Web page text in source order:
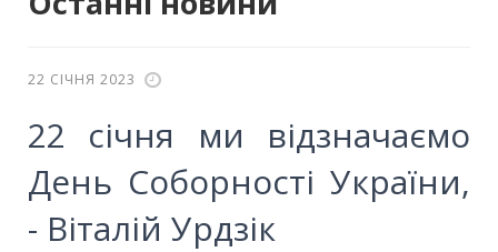
22 СІЧНЯ 2023
22 січня ми відзначаємо
День Соборності України,
- Віталій Урдзік